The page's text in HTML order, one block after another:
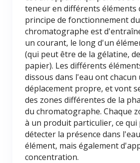
teneur en différents éléments
principe de fonctionnement du
chromatographe est
un courant, le long d'un
(qui peut être de la gélatine,
papier). Les différents
dissous dans l'eau ont chacun
déplacement propre, et vont
des zones différentes de la
du chromatographe. Chaque
à un produit particulier, ce qui
détecter la présence dans
élément, mais également
concentration.